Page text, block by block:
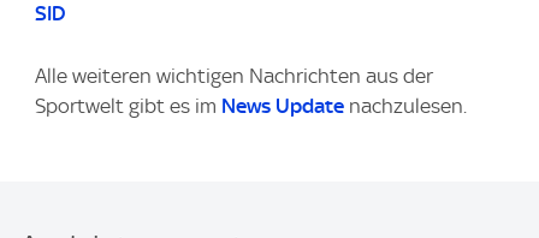
SID
Alle weiteren wichtigen Nachrichten aus der
Sportwelt gibt es im News Update nachzulesen.